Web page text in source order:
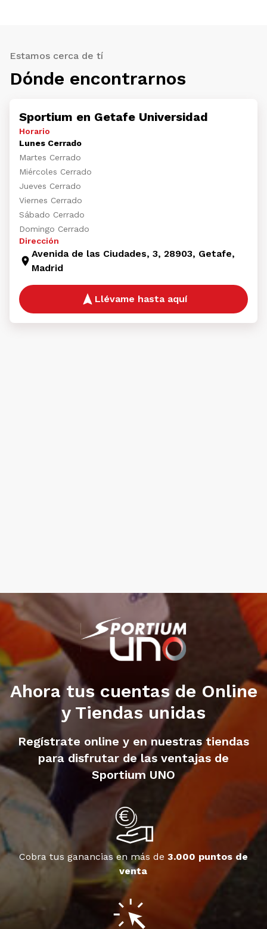
Estamos cerca de tí
Dónde encontrarnos
Sportium en Getafe Universidad
Horario
Lunes Cerrado
Martes Cerrado
Miércoles Cerrado
Jueves Cerrado
Viernes Cerrado
Sábado Cerrado
Domingo Cerrado
Dirección
Avenida de las Ciudades, 3, 28903, Getafe,
Madrid
Llévame hasta aquí
Ahora tus cuentas de Online
y Tiendas unidas
Regístrate online y en nuestras tiendas
para disfrutar de las ventajas de
Sportium UNO
Cobra tus ganancias en más de 3.000 puntos de
venta